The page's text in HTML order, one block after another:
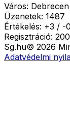
Város: Debrecen
Üzenetek: 1487
Értékelés: +3 / -0
Regisztráció:
Sg.hu© 2026
Adatvédelmi